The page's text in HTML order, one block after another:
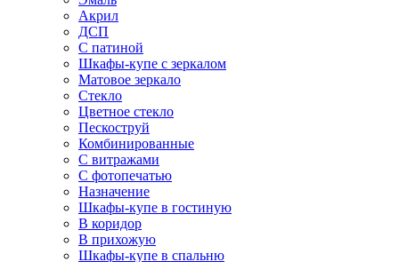
Акрил
ДСП
С патиной
Шкафы-купе с зеркалом
Матовое зеркало
Стекло
Цветное стекло
Пескоструй
Комбинированные
С витражами
С фотопечатью
Назначение
Шкафы-купе в гостиную
В коридор
В прихожую
Шкафы-купе в спальню